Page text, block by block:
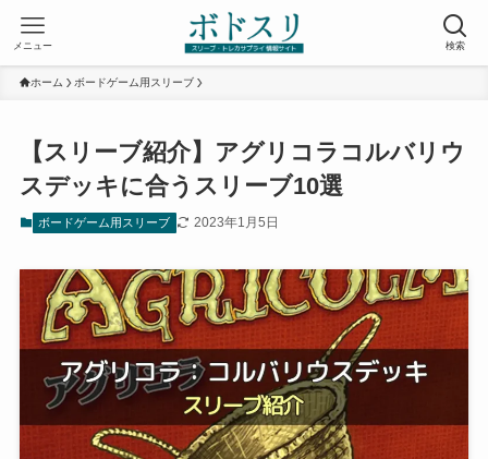
検索
メニュー
ホーム ボードゲーム用スリーブ
【スリーブ紹介】アグリコラコルバリウ
スデッキに合うスリーブ10選
ボードゲーム用スリーブ 2023年1月5日